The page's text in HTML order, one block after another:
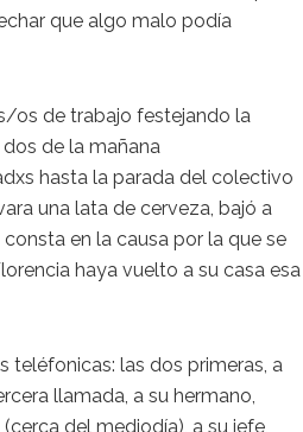
que algo malo podía
os de trabajo festejando la
de la mañana
hasta la parada del colectivo
una lata de cerveza, bajó a
en la causa por la que se
haya vuelto a su casa esa
teléfonicas: las dos primeras, a
llamada, a su hermano,
del mediodía), a su jefe,